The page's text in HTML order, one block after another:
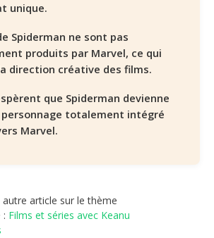
unique.
Spiderman ne sont pas
produits par Marvel, ce qui
direction créative des films.
que Spiderman devienne
personnage totalement intégré
Marvel.
autre article sur le thème
: Films et séries avec Keanu